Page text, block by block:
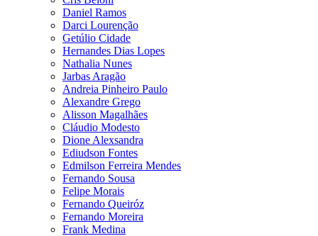
Daniel Ramos
Darci Lourenção
Getúlio Cidade
Hernandes Dias Lopes
Nathalia Nunes
Jarbas Aragão
Andreia Pinheiro Paulo
Alexandre Grego
Alisson Magalhães
Cláudio Modesto
Dione Alexsandra
Ediudson Fontes
Edmilson Ferreira Mendes
Fernando Sousa
Felipe Morais
Fernando Queiróz
Fernando Moreira
Frank Medina